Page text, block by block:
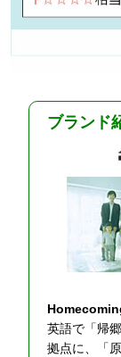
ブランド
英語で「帰
拠点に、「